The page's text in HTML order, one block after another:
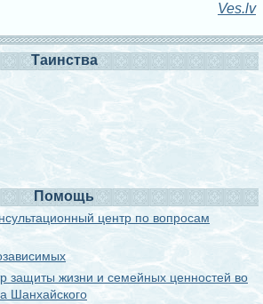
Ves.lv
Таинства
Помощь
центр по вопросам
защиты жизни и семейных ценностей во
Шанхайского